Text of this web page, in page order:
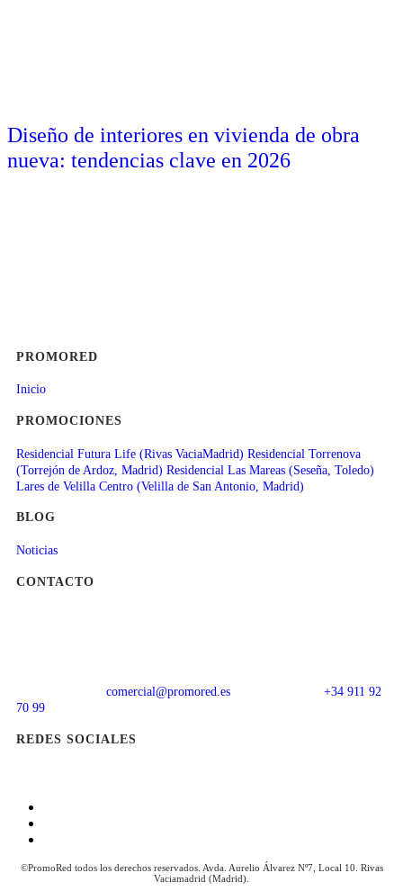
Diseño de interiores en vivienda de obra
nueva: tendencias clave en 2026
PROMORED
Inicio
PROMOCIONES
Residencial Futura Life (Rivas VaciaMadrid) Residencial Torrenova
(Torrejón de Ardoz, Madrid) Residencial Las Mareas (Seseña, Toledo)
Lares de Velilla Centro (Velilla de San Antonio, Madrid)
BLOG
Noticias
CONTACTO
comercial@promored.es
+34 911 92
70 99
REDES SOCIALES
©PromoRed todos los derechos reservados. Avda. Aurelio Álvarez Nº7, Local 10. Rivas
Vaciamadrid (Madrid).